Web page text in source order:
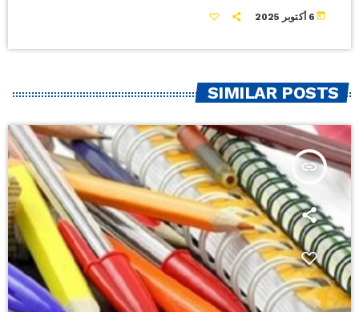
today 6 أكتوبر 2025
SIMILAR POSTS
insert_link